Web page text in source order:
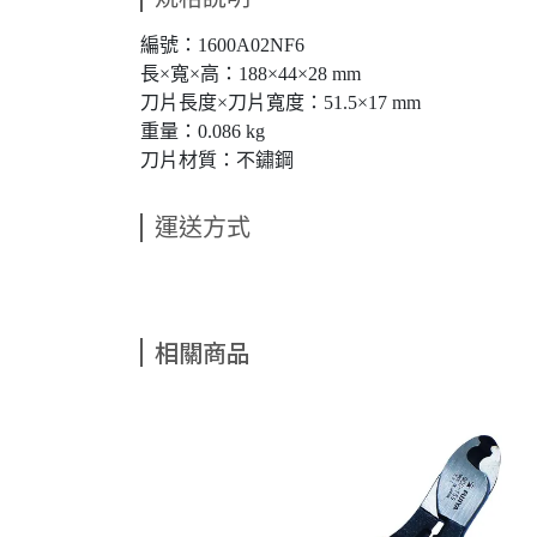
編號：1600A02NF6
長×寬×高：188×44×28 mm
刀片長度×刀片寬度：51.5×17 mm
重量：0.086 kg
刀片材質：不鏽鋼
運送方式
相關商品